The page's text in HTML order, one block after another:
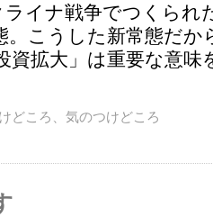
イナ戦争でつくられ
。こうした新常態だか
資拡大」は重要な意味
どころ、気のつけどころ